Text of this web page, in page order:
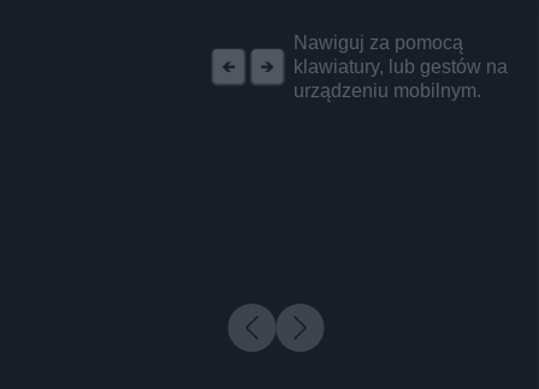
Nawiguj za pomocą
klawiatury, lub gestów na
urządzeniu mobilnym.